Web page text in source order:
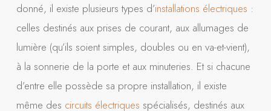
donné, il existe plusieurs types d’installations électriques :
celles destinés aux prises de courant, aux allumages de
lumière (qu’ils soient simples, doubles ou en va-et-vient),
à la sonnerie de la porte et aux minuteries. Et si chacune
d’entre elle possède sa propre installation, il existe
même des circuits électriques spécialisés, destinés aux